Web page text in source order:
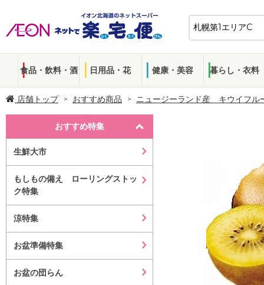
食品・飲料・酒 日用品・花 健康・美容 暮らし・衣料
店舗トップ おすすめ商品 ニュージーランド産 キウイフ
おすすめ特集
生鮮大市
もしもの備え ローリングストッ
ク特集
涼特集
お盆準備特集
お盆の団らん